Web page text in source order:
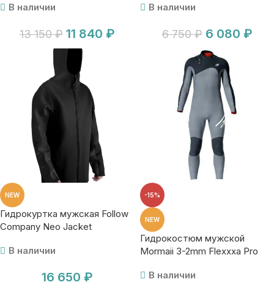
В наличии
13 150₽ 11 840 ₽
В наличии
6 750₽ 6 080 ₽
NEW
Гидрокуртка мужская Follow
Company Neo Jacket
В наличии
16 650 ₽
-15%
NEW
Гидрокостюм мужской
Mormaii 3-2mm Flexxxa Pro
В наличии